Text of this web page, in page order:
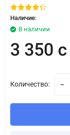
Наличие:
В наличии
3 350 с
Количество: